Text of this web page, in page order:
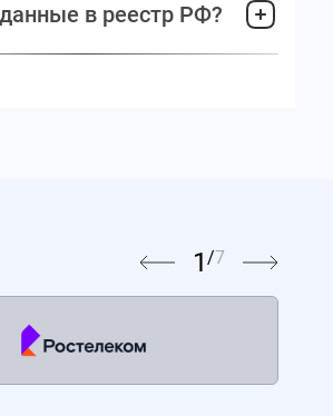
в реестр РФ?
1 /7